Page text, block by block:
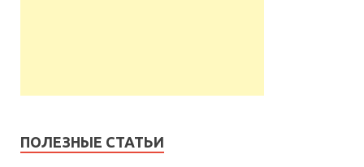
ПОЛЕЗНЫЕ СТАТЬИ